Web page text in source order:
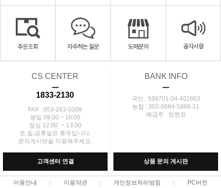
CS CENTER
ㅡ
1833-2130
FAX : 053-283-0309
평일 09:00 ~ 16:00
점심 12:00` ~ 13:00
토,일,공휴일은 휴무입니다.
문의게시판을 이용해주세요.
BANK INFO
ㅡ
국민 : 599701-04-401663
농협 : 302-0684-5868-11
예금주 : 정현정
고객센터 연결 상품 문의 게시판
이용안내 이용약관 개인정보처리방침 PC버전